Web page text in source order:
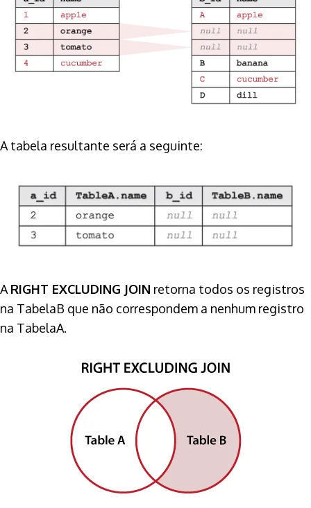
A tabela resultante será a seguinte:
A RIGHT EXCLUDING JOIN retorna todos os registros
na TabelaB que não correspondem a nenhum registro
na TabelaA.